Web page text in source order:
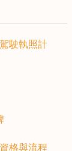
駛執照計
格與流程